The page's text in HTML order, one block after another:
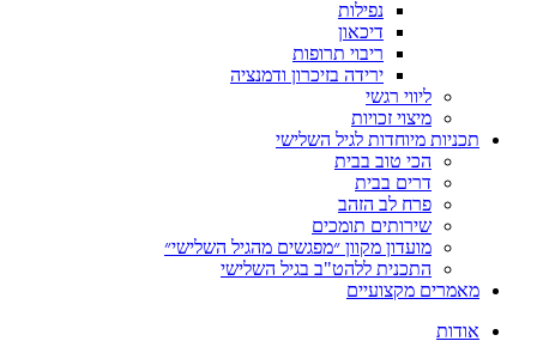
ריבוי תרופות
ירידה בזיכרון ודמנציה
מיצוי זכויות
מיוחדות לגיל השלישי
הכי טוב בבית
דרים בבית
פרח לב הזהב
שירותים תומכים
מועדון מקוון ״מפגשים מהגיל השלישי״
התכנית ללהט"ב בגיל השלישי
מקצועיים